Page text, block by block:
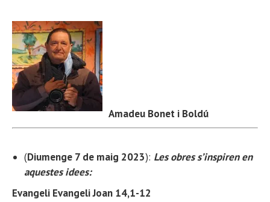
Amadeu Bonet i Boldú
(Diumenge 7 de maig 2023): Les obres s’inspiren en
aquestes idees:
Evangeli Evangeli Joan 14,1-12